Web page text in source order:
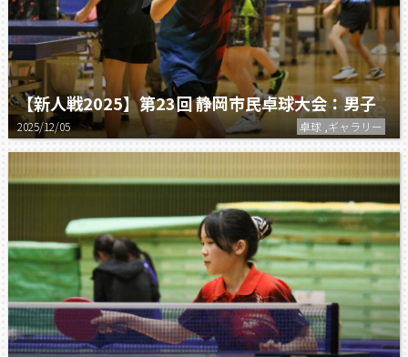
【新人戦2025】第23回 静岡市民卓球大会：男子
2025/12/05 卓球 ,ギャラリー